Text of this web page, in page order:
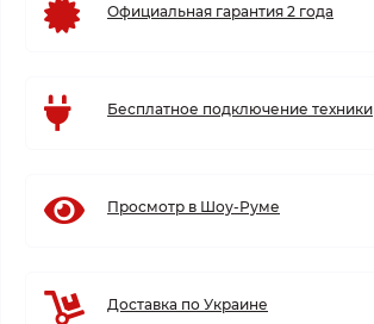
Официальная гарантия 2 года
Бесплатное подключение техники
Просмотр в Шоу-Руме
Доставка по Украине